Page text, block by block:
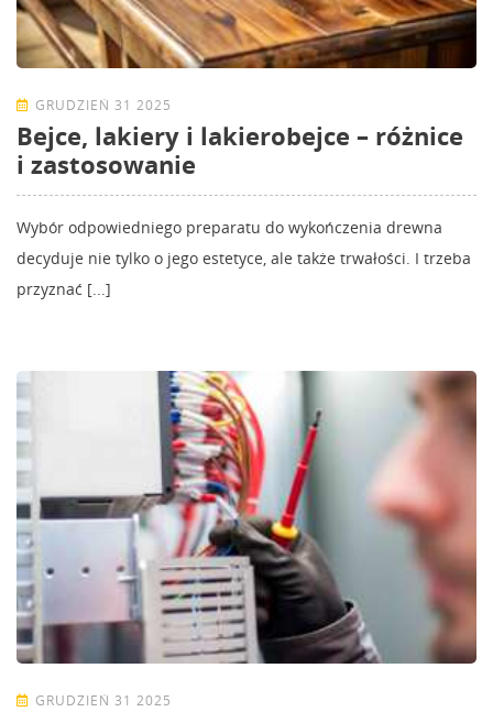
GRUDZIEŃ 31 2025
Bejce, lakiery i lakierobejce – różnice
i zastosowanie
Wybór odpowiedniego preparatu do wykończenia drewna
decyduje nie tylko o jego estetyce, ale także trwałości. I trzeba
przyznać [...]
GRUDZIEŃ 31 2025